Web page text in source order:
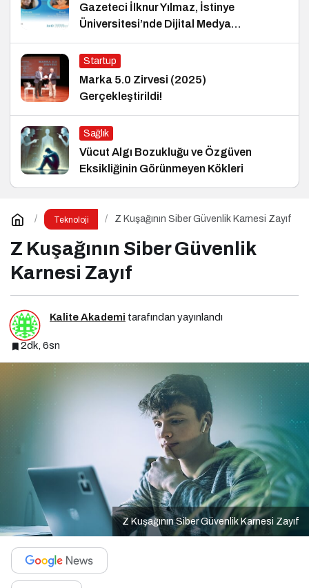
Gazeteci İlknur Yılmaz, İstinye
Üniversitesi’nde Dijital Medya
Okuryazarlığı Dersinin Konuğu Oldu
Startup
Marka 5.0 Zirvesi (2025)
Gerçekleştirildi!
Sağlık
Vücut Algı Bozukluğu ve Özgüven
Eksikliğinin Görünmeyen Kökleri
Teknoloji Z Kuşağının Siber Güvenlik Karnesi Zayıf
Z Kuşağının Siber Güvenlik
Karnesi Zayıf
Kalite Akademi tarafından yayınlandı
2dk, 6sn
Z Kuşağının Siber Güvenlik Karnesi Zayıf